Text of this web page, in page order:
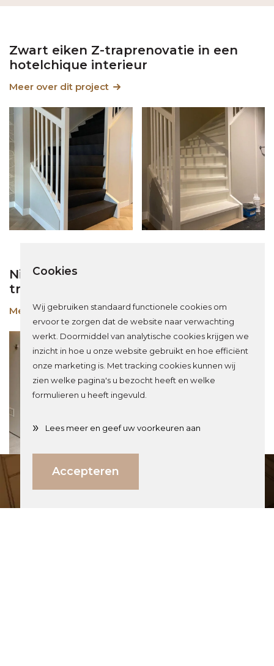
Zwart eiken Z-traprenovatie in een
hotelchique interieur
Meer over dit project
Nieuwbouwtrap wordt eikenhouten Z-
trap door traprenovatie in Eindhoven
Meer over dit project
Direct weten wat jouw investering is?
Bereken hier
Cookies
Wij gebruiken standaard functionele cookies om
ervoor te zorgen dat de website naar verwachting
werkt. Doormiddel van analytische cookies krijgen we
inzicht in hoe u onze website gebruikt en hoe efficiënt
onze marketing is. Met tracking cookies kunnen wij
zien welke pagina's u bezocht heeft en welke
formulieren u heeft ingevuld.
» Lees meer en geef uw voorkeuren aan
Accepteren